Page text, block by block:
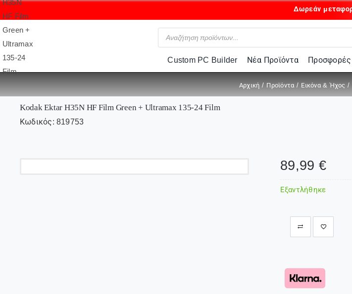
Skip
to
content
Αναζήτηση
προϊόντων
Custom PC Builder Νέα Προϊόντα Προσφορές
Αρχική Προϊόντα Εικόνα & Ήχος
Kodak Ektar H35N HF Film Green + Ultramax 135-24 Film
Κωδικός: 819753
89,99€
Εξαντλήθηκε